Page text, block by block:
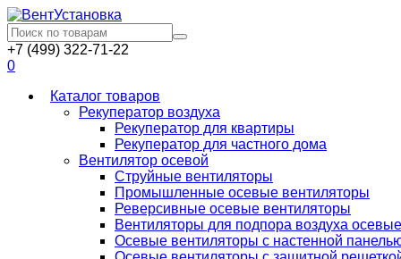
+7 (499) 322-71-22
0
Каталог товаров
Рекуператор воздуха
Рекуператор для квартиры
Рекуператор для частного дома
Вентилятор осевой
Струйные вентиляторы
Промышленные осевые вентиляторы
Реверсивные осевые вентиляторы
Вентиляторы для подпора воздуха осевые
Осевые вентиляторы с настенной